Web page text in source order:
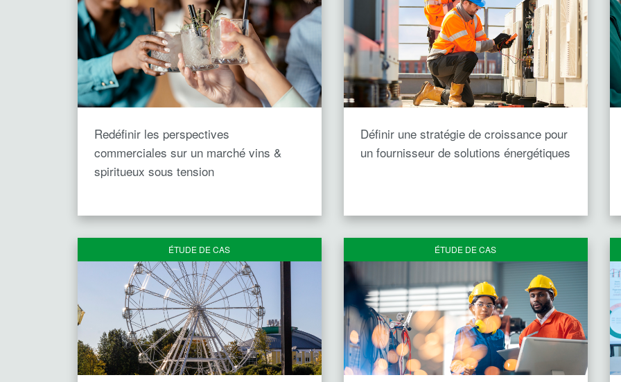
Redéfinir les perspectives
commerciales sur un marché vins &
spiritueux sous tension
Définir une stratégie de croissance pour
un fournisseur de solutions énergétiques
ÉTUDE DE CAS ÉTUDE DE CAS